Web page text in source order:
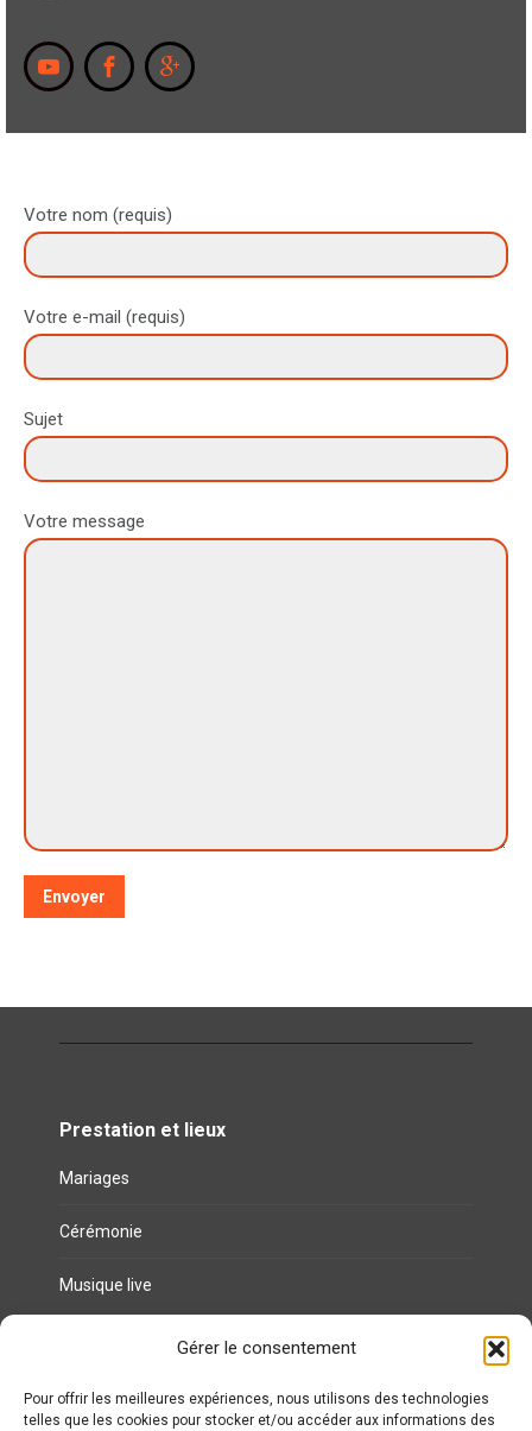
Gérer le consentement
Pour offrir les meilleures expériences, nous utilisons des technologies
telles que les cookies pour stocker et/ou accéder aux informations des
Votre nom (requis)
Votre e-mail (requis)
Sujet
Votre message
Prestation et lieux
Mariages
Cérémonie
Musique live
Politique de cookies (UE)